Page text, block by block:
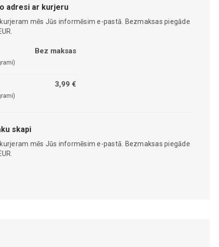
adresi ar kurjeru
mēs Jūs informēsim e-pastā. Bezmaksas piegāde
Bez maksas
3,99 €
skapi
mēs Jūs informēsim e-pastā. Bezmaksas piegāde